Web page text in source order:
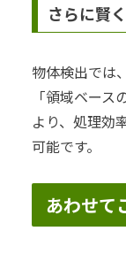
さらに賢
物体検出では
「領域ベー
より、処理効
可能です。
あわせて